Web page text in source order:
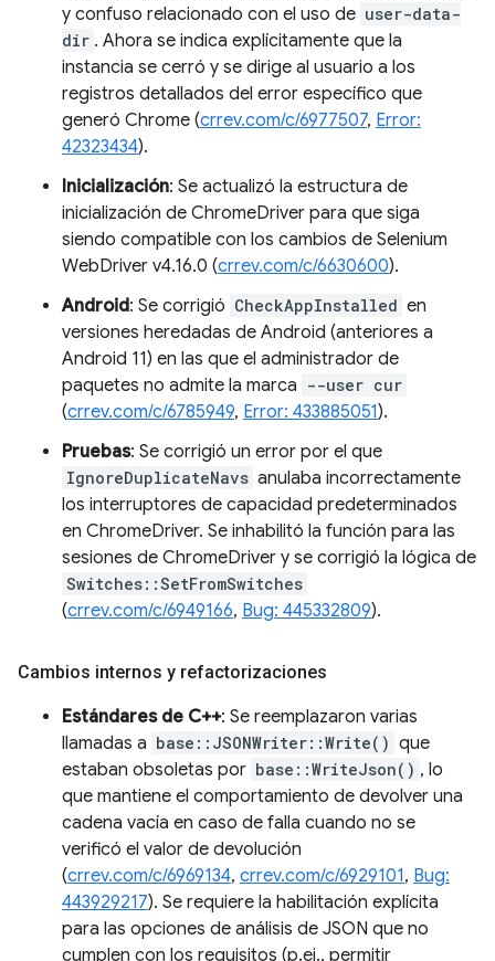
y confuso relacionado con el uso de user-data-
dir . Ahora se indica explícitamente que la
instancia se cerró y se dirige al usuario a los
registros detallados del error específico que
generó Chrome (crrev.com/c/6977507, Error:
42323434).
Inicialización: Se actualizó la estructura de
inicialización de ChromeDriver para que siga
siendo compatible con los cambios de Selenium
WebDriver v4.16.0 (crrev.com/c/6630600).
Android: Se corrigió CheckAppInstalled en
versiones heredadas de Android (anteriores a
Android 11) en las que el administrador de
paquetes no admite la marca --user cur
(crrev.com/c/6785949, Error: 433885051).
Pruebas: Se corrigió un error por el que
IgnoreDuplicateNavs anulaba incorrectamente
los interruptores de capacidad predeterminados
en ChromeDriver. Se inhabilitó la función para las
sesiones de ChromeDriver y se corrigió la lógica de
Switches::SetFromSwitches
(crrev.com/c/6949166, Bug: 445332809).
Cambios internos y refactorizaciones
Estándares de C++: Se reemplazaron varias
llamadas a base::JSONWriter::Write() que
estaban obsoletas por base::WriteJson() , lo
que mantiene el comportamiento de devolver una
cadena vacía en caso de falla cuando no se
verificó el valor de devolución
(crrev.com/c/6969134, crrev.com/c/6929101, Bug:
443929217). Se requiere la habilitación explícita
para las opciones de análisis de JSON que no
cumplen con los requisitos (p.ej., permitir